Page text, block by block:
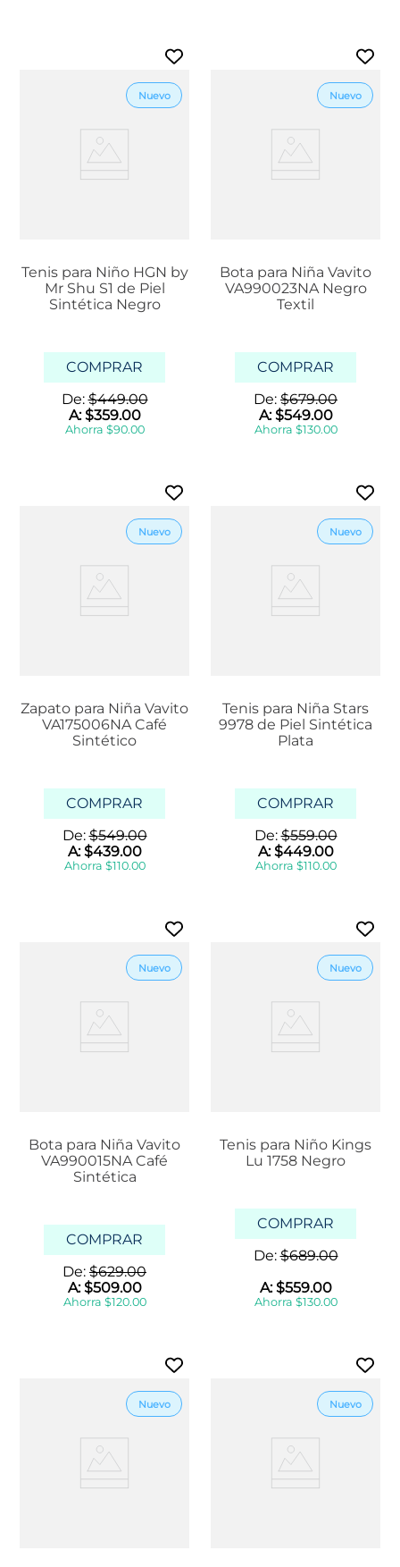
Tenis para Niño HGN by
Mr Shu S1 de Piel
Sintética Negro
COMPRAR
De:$449.00
A:$359.00
Ahorra $90.00
Bota para Niña Vavito
VA990023NA Negro
Textil
COMPRAR
De: $679.00
A:$549.00
Ahorra $130.00
Zapato para Niña Vavito
VA175006NA Café
Sintético
COMPRAR
De:$549.00
A:$439.00
Ahorra $110.00
Tenis para Niña Stars
9978 de Piel Sintética
Plata
COMPRAR
De:$559.00
A:$449.00
Ahorra $110.00
Bota para Niña Vavito
VA990015NA Café
Sintética
COMPRAR
De: $629.00
A:$509.00
Ahorra $120.00
Tenis para Niño Kings
Lu 1758 Negro
COMPRAR
De:$689.00
A:$559.00
Ahorra $130.00